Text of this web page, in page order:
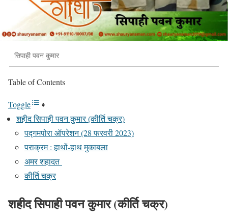
सिपाही पवन कुमार
Table of Contents
Toggle
शहीद सिपाही पवन कुमार (कीर्ति चक्र)
पद्गमपोरा ऑपरेशन (28 फरवरी 2023)
पराक्रम : हाथों-हाथ मुकाबला
अमर शहादत
कीर्ति चक्र
शहीद सिपाही पवन कुमार (कीर्ति चक्र)